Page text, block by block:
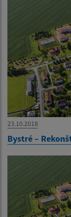
23.10.2018
Bystré –